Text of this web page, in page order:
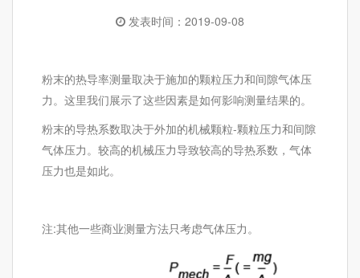
发表时间：2019-09-08
粉末的热导率测量取决于施加的颗粒压力和间隙气体压
力。这里我们展示了这些因素是如何影响测量结果的。
粉末的导热系数取决于外加的机械颗粒-颗粒压力和间隙
气体压力。较高的机械压力导致较高的导热系数，气体
压力也是如此。
注:其他一些商业测量方法只考虑气体压力。